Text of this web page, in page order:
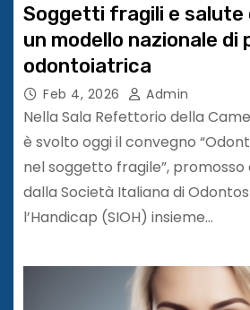
Soggetti fragili e salute
un modello nazionale di
odontoiatrica
Feb 4, 2026 Admin
Nella Sala Refettorio della
è svolto oggi il convegno
nel soggetto fragile”, promosso
dalla Società Italiana di
l’Handicap (SIOH) insieme…